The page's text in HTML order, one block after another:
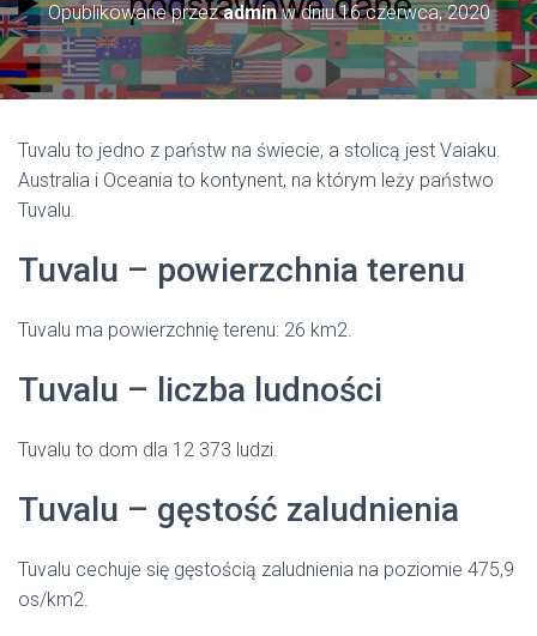
Opublikowane przezadminw dniu16 czerwca, 2020
Tuvalu to jedno z państw na świecie, a stolicą jest Vaiaku.
Australia i Oceania to kontynent, na którym leży państwo
Tuvalu.
Tuvalu – powierzchnia terenu
Tuvalu ma powierzchnię terenu: 26 km2.
Tuvalu – liczba ludności
Tuvalu to dom dla 12 373 ludzi.
Tuvalu – gęstość zaludnienia
Tuvalu cechuje się gęstością zaludnienia na poziomie 475,9
os/km2.